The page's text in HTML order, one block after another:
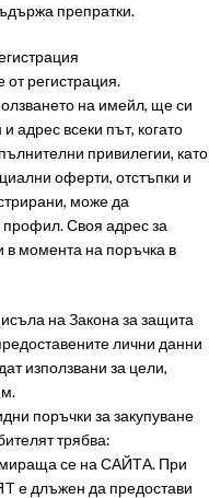
препратки.
регистрация.
на имейл, ще си
адрес всеки път, когато
привилегии, като
оферти, отстъпки и
може да
Своя адрес за
в момента на поръчка в
на Закона за защита
лични данни
използвани за цели,
поръчки за закупуване
трябва:
се на САЙТА. При
е длъжен да предостави